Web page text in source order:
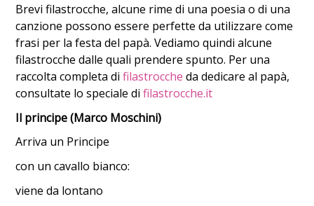
Brevi filastrocche, alcune rime di una poesia o di una
canzione possono essere perfette da utilizzare come
frasi per la festa del papà. Vediamo quindi alcune
filastrocche dalle quali prendere spunto. Per una
raccolta completa difilastroccheda dedicare al papà,
consultate lo speciale difilastrocche.it
Il principe (Marco Moschini)
Arriva un Principe
con un cavallo bianco:
viene da lontano